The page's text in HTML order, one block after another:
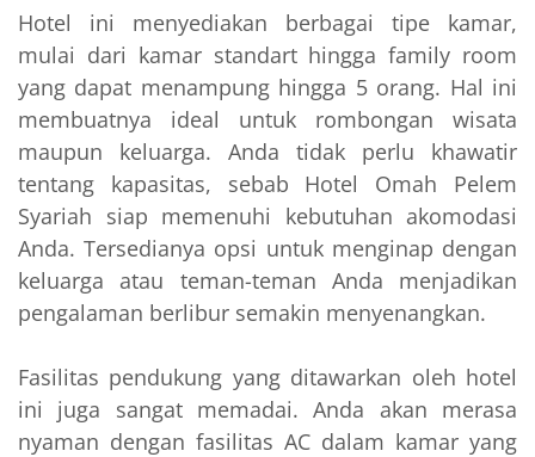
Hotel ini menyediakan berbagai tipe kamar,
mulai dari kamar standart hingga family room
yang dapat menampung hingga 5 orang. Hal ini
membuatnya ideal untuk rombongan wisata
maupun keluarga. Anda tidak perlu khawatir
tentang kapasitas, sebab Hotel Omah Pelem
Syariah siap memenuhi kebutuhan akomodasi
Anda. Tersedianya opsi untuk menginap dengan
keluarga atau teman-teman Anda menjadikan
pengalaman berlibur semakin menyenangkan.
Fasilitas pendukung yang ditawarkan oleh hotel
ini juga sangat memadai. Anda akan merasa
nyaman dengan fasilitas AC dalam kamar yang